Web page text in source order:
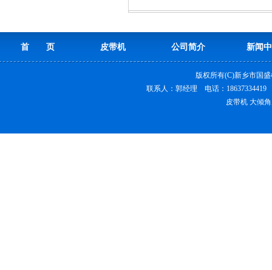
首 页 皮带机 公司简介 新闻
版权所有(C)新乡市国
联系人：郭经理 电话：18637334419
皮带机 大倾